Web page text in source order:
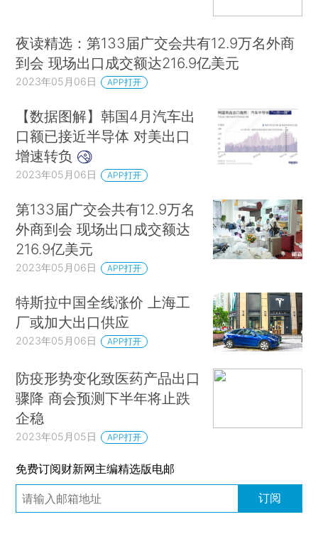
夜读精选：第133届广交会共有12.9万名外商
到会 现场出口成交额达216.9亿美元
2023年05月06日 APP打开
【数据图解】韩国4月汽车出
口额已接近半导体 对美出口
增速转负
2023年05月06日 APP打开
第133届广交会共有12.9万名
外商到会 现场出口成交额达
216.9亿美元
2023年05月06日 APP打开
特斯拉中国全线涨价 上海工
厂或加大出口供应
2023年05月06日 APP打开
防疫形势变化致医药产品出口
骤降 商会预测下半年将止跌
企稳
2023年05月05日 APP打开
免费订阅财新网主编精选版电邮
订阅